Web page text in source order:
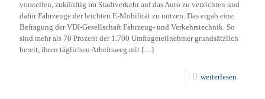
vorstellen, zukünftig im Stadtverkehr auf das Auto zu verzichten und
dafür Fahrzeuge der leichten E-Mobilität zu nutzen. Das ergab eine
Befragung der VDI-Gesellschaft Fahrzeug- und Verkehrstechnik. So
sind mehr als 70 Prozent der 1.700 Umfrageteilnehmer grundsätzlich
bereit, ihren täglichen Arbeitsweg mit […]
weiterlesen